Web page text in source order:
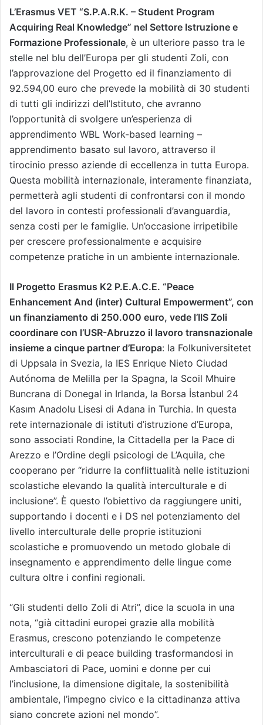
L’Erasmus VET “S.P.A.R.K. – Student Program
Acquiring Real Knowledge” nel Settore Istruzione e
Formazione Professionale, è un ulteriore passo tra le
stelle nel blu dell’Europa per gli studenti Zoli, con
l’approvazione del Progetto ed il finanziamento di
92.594,00 euro che prevede la mobilità di 30 studenti
di tutti gli indirizzi delI’Istituto, che avranno
l’opportunità di svolgere un’esperienza di
apprendimento WBL Work-based learning –
apprendimento basato sul lavoro, attraverso il
tirocinio presso aziende di eccellenza in tutta Europa.
Questa mobilità internazionale, interamente finanziata,
permetterà agli studenti di confrontarsi con il mondo
del lavoro in contesti professionali d’avanguardia,
senza costi per le famiglie. Un’occasione irripetibile
per crescere professionalmente e acquisire
competenze pratiche in un ambiente internazionale.
Il Progetto Erasmus K2 P.E.A.C.E. “Peace
Enhancement And (inter) Cultural Empowerment”, con
un finanziamento di 250.000 euro, vede l’IIS Zoli
coordinare con l’USR-Abruzzo il lavoro transnazionale
insieme a cinque partner d’Europa: la Folkuniversitetet
di Uppsala in Svezia, la IES Enrique Nieto Ciudad
Autónoma de Melilla per la Spagna, la Scoil Mhuire
Buncrana di Donegal in Irlanda, la Borsa İstanbul 24
Kasım Anadolu Lisesi di Adana in Turchia. In questa
rete internazionale di istituti d’istruzione d’Europa,
sono associati Rondine, la Cittadella per la Pace di
Arezzo e l’Ordine degli psicologi de L’Aquila, che
cooperano per “ridurre la conflittualità nelle istituzioni
scolastiche elevando la qualità interculturale e di
inclusione”. È questo l’obiettivo da raggiungere uniti,
supportando i docenti e i DS nel potenziamento del
livello interculturale delle proprie istituzioni
scolastiche e promuovendo un metodo globale di
insegnamento e apprendimento delle lingue come
cultura oltre i confini regionali.
“Gli studenti dello Zoli di Atri”, dice la scuola in una
nota, “già cittadini europei grazie alla mobilità
Erasmus, crescono potenziando le competenze
interculturali e di peace building trasformandosi in
Ambasciatori di Pace, uomini e donne per cui
l’inclusione, la dimensione digitale, la sostenibilità
ambientale, l’impegno civico e la cittadinanza attiva
siano concrete azioni nel mondo”.